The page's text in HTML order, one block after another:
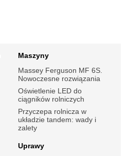
Maszyny
Massey Ferguson MF 6S.
Nowoczesne rozwiązania
Oświetlenie LED do
ciągników rolniczych
Przyczepa rolnicza w
układzie tandem: wady i
zalety
Uprawy